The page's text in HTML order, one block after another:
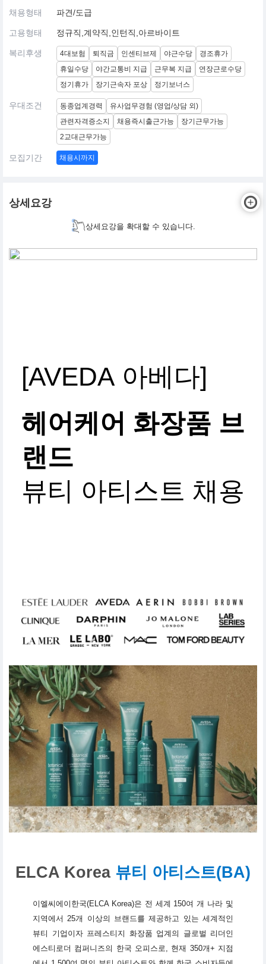
채용형태 파견/도급
고용형태 정규직,계약직,인턴직,아르바이트
복리후생 4대보험 퇴직금 인센티브제 야근수당
경조휴가
휴일수당
야간교통비 지급 근무복 지급
연장근로수당
정기휴가
장기근속자 포상 정기보너스
우대조건 동종업계경력
유사업무경험 (영업/상담 외)
관련자격증소지
채용즉시출근가능
장기근무가능
2교대근무가능
모집기간 채용시까지
상세요강
상세요강을 확대할 수 있습니다.
[AVEDA 아베다]
헤어케어 화장품 브
랜드
뷰티 아티스트 채용
ELCA Korea 뷰티 아티스트(BA)
이엘씨에이한국(ELCA Korea)은 전 세계 150여 개 나라 및
지역에서 25개 이상의 브랜드를 제공하고 있는 세계적인
뷰티 기업이자 프레스티지 화장품 업계의 글로벌 리더인
에스티로더 컴퍼니즈의 한국 오피스로, 현재 350개+ 지점